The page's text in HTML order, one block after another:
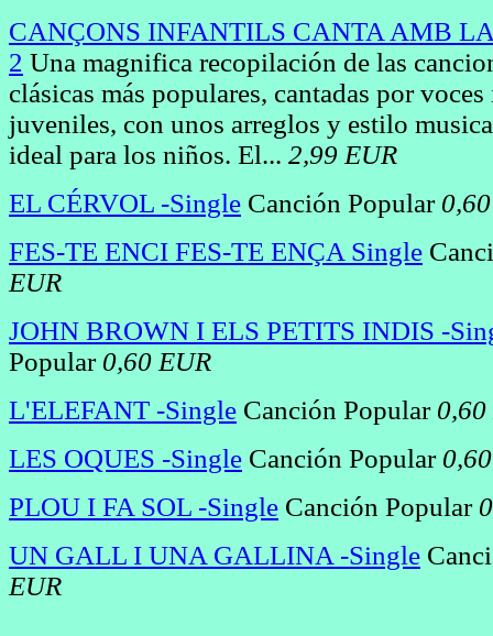
CANÇONS INFANTILS CANTA AMB
2 Una magnifica recopilación de las
clásicas más populares, cantadas por
juveniles, con unos arreglos y estilo
ideal para los niños. El... 2,99 EUR
EL CÉRVOL -Single Canción Popular
FES-TE ENCI FES-TE ENÇA Single
EUR
JOHN BROWN I ELS PETITS INDIS -
Popular 0,60 EUR
L'ELEFANT -Single Canción Popular 0,60
LES OQUES -Single Canción Popular
PLOU I FA SOL -Single Canción Popular
UN GALL I UNA GALLINA -Single
EUR